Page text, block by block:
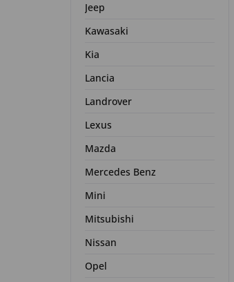
Jeep
Kawasaki
Kia
Lancia
Landrover
Lexus
Mazda
Mercedes Benz
Mini
Mitsubishi
Nissan
Opel